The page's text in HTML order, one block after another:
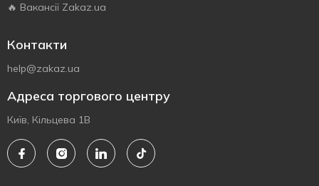
🔥 Вакансії Zakaz.ua
Контакти
help@zakaz.ua
Адреса торгового центру
Київ, Кільцева 1В